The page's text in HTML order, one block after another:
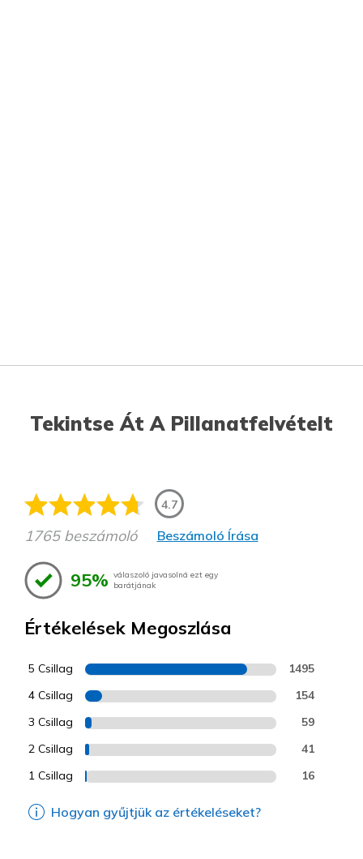
Tekintse Át A Pillanatfelvételt
4.7
1765 beszámoló Beszámoló Írása
95% válaszoló javasolná ezt egy
barátjának
Értékelések Megoszlása
5 Csillag 1495
4 Csillag 154
3 Csillag 59
2 Csillag 41
1 Csillag 16
Hogyan gyűjtjük az értékeléseket?